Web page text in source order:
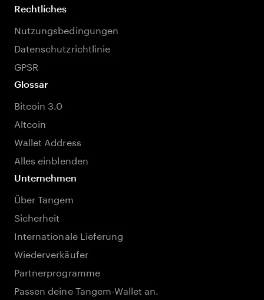
Rechtliches
Nutzungsbedingungen
Datenschutzrichtlinie
GPSR
Glossar
Bitcoin 3.0
Altcoin
Wallet Address
Alles einblenden
Unternehmen
Über Tangem
Sicherheit
Internationale Lieferung
Wiederverkäufer
Partnerprogramme
Passen deine Tangem-Wallet an.